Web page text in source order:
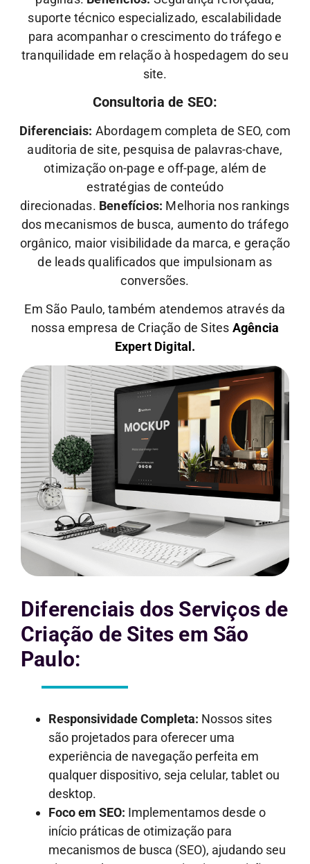
suporte técnico especializado, escalabilidade
para acompanhar o crescimento do tráfego e
tranquilidade em relação à hospedagem do seu
site.
Consultoria de SEO:
Diferenciais: Abordagem completa de SEO, com
auditoria de site, pesquisa de palavras-chave,
otimização on-page e off-page, além de
estratégias de conteúdo
direcionadas. Benefícios: Melhoria nos rankings
dos mecanismos de busca, aumento do tráfego
orgânico, maior visibilidade da marca, e geração
de leads qualificados que impulsionam as
conversões.
Em São Paulo, também atendemos através da
nossa empresa de Criação de Sites Agência
Expert Digital.
Diferenciais dos Serviços de
Criação de Sites em São
Paulo:
Responsividade Completa: Nossos sites
são projetados para oferecer uma
experiência de navegação perfeita em
qualquer dispositivo, seja celular, tablet ou
desktop.
Foco em SEO: Implementamos desde o
início práticas de otimização para
mecanismos de busca (SEO), ajudando seu